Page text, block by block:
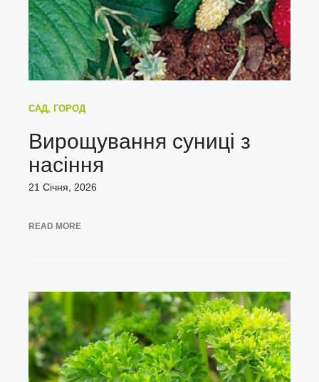
САД, ГОРОД
Вирощування суниці з
насіння
21 Січня, 2026
READ MORE